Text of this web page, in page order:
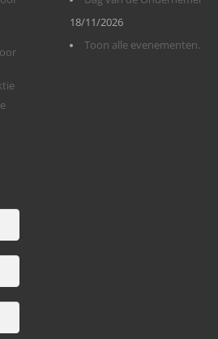
18/11/2026
Toon alle evenementen.